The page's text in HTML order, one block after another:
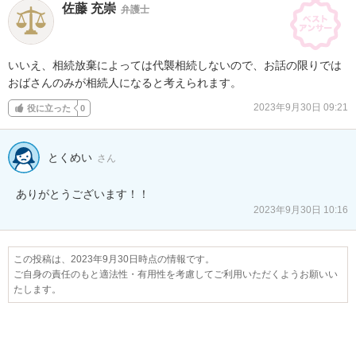
佐藤 充崇 弁護士
いいえ、相続放棄によっては代襲相続しないので、お話の限りでは
おばさんのみが相続人になると考えられます。
役に立った 0 2023年9月30日 09:21
とくめい さん
ありがとうございます！！
2023年9月30日 10:16
この投稿は、2023年9月30日時点の情報です。
ご自身の責任のもと適法性・有用性を考慮してご利用いただくようお願いい
たします。